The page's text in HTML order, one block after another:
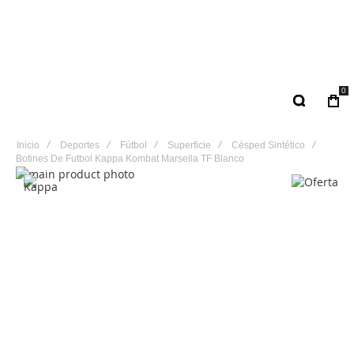
0
Inicio Deportes Fútbol Superficie
Césped Sintético
Botines De Futbol Kappa Kombat Marsella TF Blanco